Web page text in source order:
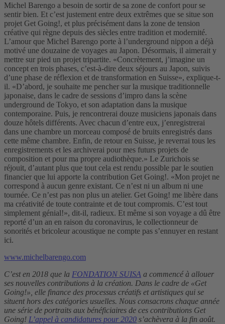
Michel Barengo a besoin de sortir de sa zone de confort pour se
sentir bien. Et c’est justement entre deux extrêmes que se situe son
projet Get Going!, et plus précisément dans la zone de tension
créative qui règne depuis des siècles entre tradition et modernité.
L’amour que Michel Barengo porte à l’underground nippon a déjà
motivé une douzaine de voyages au Japon. Désormais, il aimerait y
mettre sur pied un projet tripartite. «Concrètement, j’imagine un
concept en trois phases, c’est-à-dire deux séjours au Japon, suivis
d’une phase de réflexion et de transformation en Suisse», explique-t-
il. «D’abord, je souhaite me pencher sur la musique traditionnelle
japonaise, dans le cadre de sessions d’impro dans la scène
underground de Tokyo, et son adaptation dans la musique
contemporaine. Puis, je rencontrerai douze musiciens japonais dans
douze hôtels différents. Avec chacun d’entre eux, j’enregistrerai
dans une chambre un morceau composé de bruits enregistrés dans
cette même chambre. Enfin, de retour en Suisse, je reverrai tous les
enregistrements et les archiverai pour mes futurs projets de
composition et pour ma propre audiothèque.» Le Zurichois se
réjouit, d’autant plus que tout cela est rendu possible par le soutien
financier que lui apporte la contribution Get Going!. «Mon projet ne
correspond à aucun genre existant. Ce n’est ni un album ni une
tournée. Ce n’est pas non plus un atelier. Get Going! me libère dans
ma créativité de toute contrainte et de tout compromis. C’est tout
simplement génial!», dit-il, radieux. Et même si son voyage a dû être
reporté d’un an en raison du coronavirus, le collectionneur de
sonorités et bricoleur acoustique ne compte pas s’ennuyer en restant
ici.
www.michelbarengo.com
C’est en 2018 que la FONDATION SUISA a commencé à allouer
ses nouvelles contributions à la création. Dans le cadre de «Get
Going!», elle finance des processus créatifs et artistiques qui se
situent hors des catégories usuelles. Nous consacrons chaque année
une série de portraits aux bénéficiaires de ces contributions Get
Going! L’appel à candidatures pour 2020 s’achèvera à la fin août.